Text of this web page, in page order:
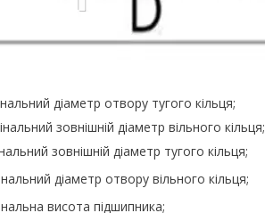
діаметр отвору тугого кільця;
зовнішній діаметр вільного кільця;
зовнішній діаметр тугого кільця;
діаметр отвору вільного кільця;
висота підшипника;